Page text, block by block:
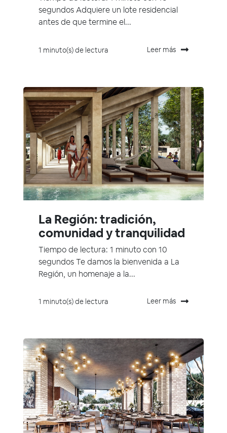
segundos Adquiere un lote residencial
antes de que termine el...
1 minuto(s) de lectura Leer más
La Región: tradición,
comunidad y tranquilidad
Tiempo de lectura: 1 minuto con 10
segundos Te damos la bienvenida a La
Región, un homenaje a la...
1 minuto(s) de lectura Leer más